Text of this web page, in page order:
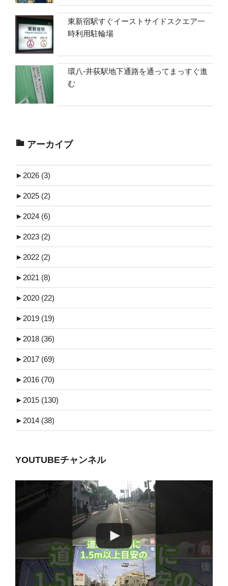
東新宿駅すぐイーストサイドスクエア一
時利用駐輪場
環八-井荻駅地下通路を通ってまっすぐ進
む
アーカイブ
► 2026 (3)
► 2025 (2)
► 2024 (6)
► 2023 (2)
► 2022 (2)
► 2021 (8)
► 2020 (22)
► 2019 (19)
► 2018 (36)
► 2017 (69)
► 2016 (70)
► 2015 (130)
► 2014 (38)
YOUTUBEチャンネル